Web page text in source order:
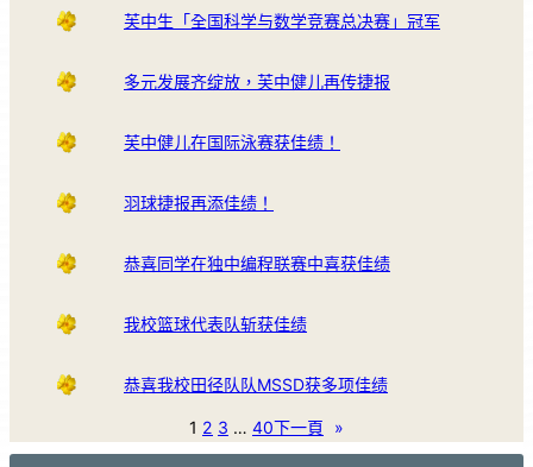
芙中生「全国科学与数学竞赛总决赛」冠军
多元发展齐绽放，芙中健儿再传捷报
芙中健儿在国际泳赛获佳绩！
羽球捷报再添佳绩！
恭喜同学在独中编程联赛中喜获佳绩
我校篮球代表队斩获佳绩
恭喜我校田径队队MSSD获多项佳绩
1 2 3 … 40下一頁 »